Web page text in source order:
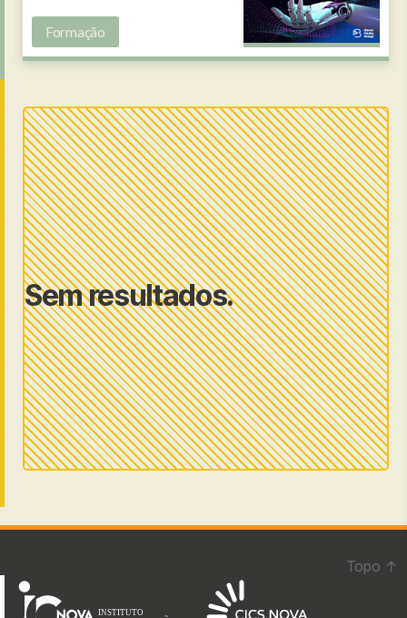
investigador Paulo Nuno Vicente.
Formação
Sem resultados.
Topo ↑